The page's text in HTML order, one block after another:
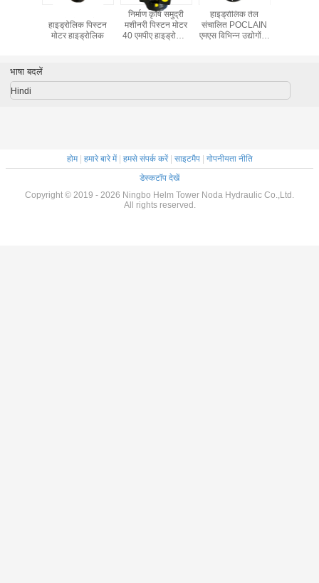
हाइड्रोलिक पिस्टन
मोटर हाइड्रोलिक
निर्माण कृषि समुद्री
मशीनरी पिस्टन मोटर
40 एमपीए हाइड्रोलिक
हाइड्रोलिक तेल
संचालित POCLAIN
एमएस विभिन्न उद्योगों के
भाषा बदलें
Hindi
होम| हमारे बारे में| हमसे संपर्क करें| साइटमैप| गोपनीयता नीति
डेस्कटॉप देखें
Copyright © 2019 - 2026 Ningbo Helm Tower Noda Hydraulic Co.,Ltd.
All rights reserved.